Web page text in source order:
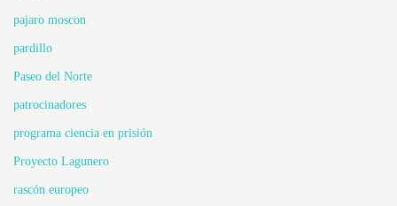
pajaro moscon
pardillo
Paseo del Norte
patrocinadores
programa ciencia en prisión
Proyecto Lagunero
rascón europeo